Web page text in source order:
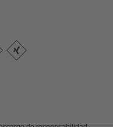
de responsabilidad